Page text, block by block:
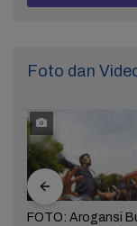
Foto dan
FOTO: Arogansi